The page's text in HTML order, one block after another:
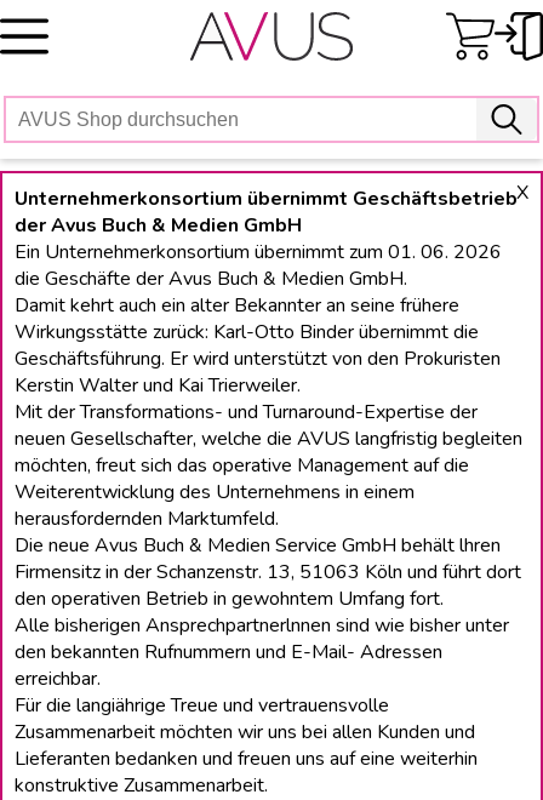
Skip
to
X
Unternehmerkonsortium übernimmt Geschäftsbetrieb
der Avus Buch & Medien GmbH
Ein Unternehmerkonsortium übernimmt zum 01. 06. 2026
die Geschäfte der Avus Buch & Medien GmbH.
Damit kehrt auch ein alter Bekannter an seine frühere
Wirkungsstätte zurück: Karl-Otto Binder übernimmt die
Geschäftsführung. Er wird unterstützt von den Prokuristen
Kerstin Walter und Kai Trierweiler.
Mit der Transformations- und Turnaround-Expertise der
neuen Gesellschafter, welche die AVUS langfristig begleiten
möchten, freut sich das operative Management auf die
Weiterentwicklung des Unternehmens in einem
herausfordernden Marktumfeld.
Die neue Avus Buch & Medien Service GmbH behält lhren
Firmensitz in der Schanzenstr. 13, 51063 Köln und führt dort
den operativen Betrieb in gewohntem Umfang fort.
Alle bisherigen Ansprechpartnerlnnen sind wie bisher unter
den bekannten Rufnummern und E-Mail- Adressen
erreichbar.
Für die langiährige Treue und vertrauensvolle
Zusammenarbeit möchten wir uns bei allen Kunden und
Lieferanten bedanken und freuen uns auf eine weiterhin
konstruktive Zusammenarbeit.